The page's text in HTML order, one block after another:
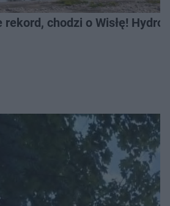
rekord, chodzi o Wisłę!